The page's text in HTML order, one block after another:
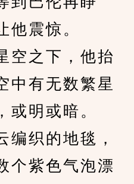
他震惊。
之下，他抬
中有无数繁星
或明或暗。
织的地毯，
个紫色气泡漂